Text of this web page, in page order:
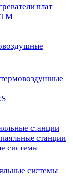
плат
станции
станции
системы
системы